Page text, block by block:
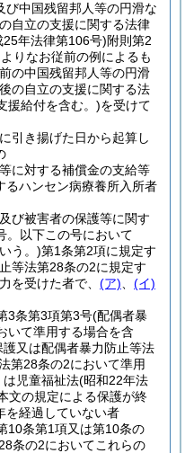
中国残留邦人等の円滑な
自立の支援に関する法律
25年法律第106号)附則第2
りなお従前の例によるも
の中国残留邦人等の円滑
の自立の支援に関する法
援給付を含む。)を受けて
引き揚げた日から起算し
に対する補償金の支給等
るハンセン病療養所入所者
び被害者の保護等に関す
。以下この号において
う。)第1条第2項に規定す
等法第28条の2に規定す
を受けた者で、 (ア)
(イ)
3条第3項第3号(配偶者暴
いて準用する場合を含
又は配偶者暴力防止等法
第28条の2において準用
は児童福祉法(昭和22年法
文の規定による保護が終
を経過していない者
10条第1項又は第10条の
条の2においてこれらの